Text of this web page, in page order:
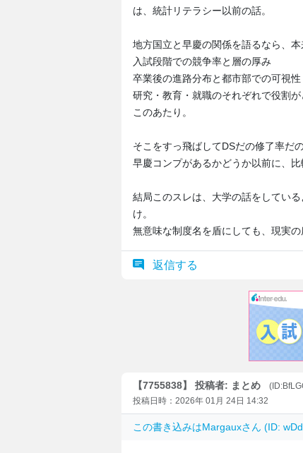
は、統計リテラシー以前の話。
地方国立と早慶の関係を語るなら、
入試段階での競争率と層の厚み
卒業後の進路分布と都市部での可視性
研究・教育・就職のそれぞれで役割
このあたり。
そこをすっ飛ばしてDSだの修了率だ
早慶コンプがあるかどうか以前に、比
結局このスレは、大学の話をしてい
け。
無意味な制度名を盾にしても、現実
返信する
【7755838】 投稿者: まとめ
投稿日時：2026年 01月 24日 14:32
この書き込みはMargauxさん (ID: